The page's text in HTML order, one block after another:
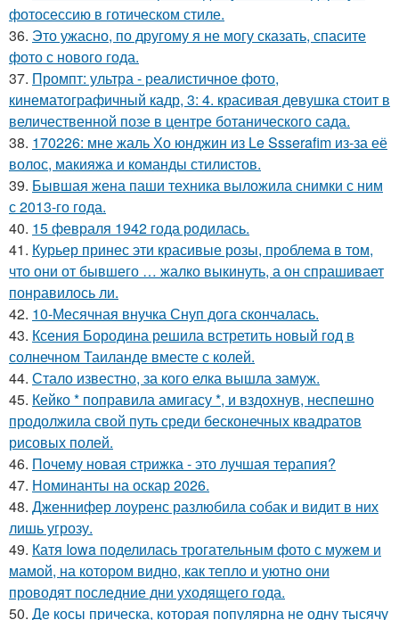
фотосессию в готическом стиле.
36. Это ужасно, по другому я не могу сказать, спасите
фото с нового года.
37. Промпт: ультра - реалистичное фото,
кинематографичный кадр, 3: 4. красивая девушка стоит в
величественной позе в центре ботанического сада.
38. 170226: мне жаль Хо юнджин из Le Ssserafim из-за её
волос, макияжа и команды стилистов.
39. Бывшая жена паши техника выложила снимки с ним
с 2013-го года.
40. 15 февраля 1942 года родилась.
41. Курьер принес эти красивые розы, проблема в том,
что они от бывшего … жалко выкинуть, а он спрашивает
понравилось ли.
42. 10-Месячная внучка Снуп дога скончалась.
43. Ксения Бородина решила встретить новый год в
солнечном Таиланде вместе с колей.
44. Стало известно, за кого елка вышла замуж.
45. Кейко * поправила амигасу *, и вздохнув, неспешно
продолжила свой путь среди бесконечных квадратов
рисовых полей.
46. Почему новая стрижка - это лучшая терапия?
47. Номинанты на оскар 2026.
48. Дженнифер лоуренс разлюбила собак и видит в них
лишь угрозу.
49. Катя Iowa поделилась трогательным фото с мужем и
мамой, на котором видно, как тепло и уютно они
проводят последние дни уходящего года.
50. Де косы прическа, которая популярна не одну тысячу